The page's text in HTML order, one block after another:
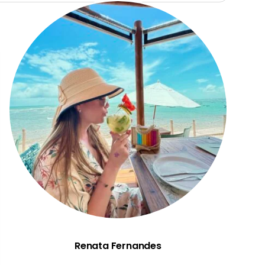
Renata Fernandes
Renata Fernandes